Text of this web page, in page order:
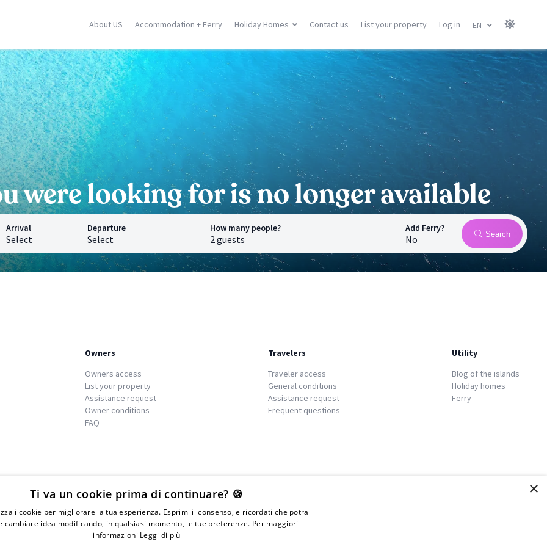
About US Accommodation + Ferry Holiday Homes
Vito Lo Capo
Corse
Porto Vecchio
Moriani
Ghisonaccia
Ile Rousse
Ajaccio
Calvi
Saint Florent
All locations
Greek Islands
Zante
Samos
Crete
Mykonos
Santorini
Corfu
All locations
Canary Islands
Gran Canary
Tenerife
Lanzarote
Fuerteventura
All locations
Balearic Islands
Menorca
Mallorca
Ibiza
All locations
Contact us List your property Log in EN
were looking for is no longer available
Arrival
Select
Departure
Select
How many people? Add Ferry?
No Search
Owners
Owners access
List your property
Assistance request
Owner conditions
FAQ
Travelers
Traveler access
General conditions
Assistance request
Frequent questions
Utility
Blog of the islands
Holiday homes
Ferry
We islands
01976730497 - Iscrizione C.I.A.A di
×
Ti va un cookie prima di continuare? 🍪
i cookie per migliorare la tua esperienza. Esprimi il consenso, e ricordati che potrai
cambiare idea modificando, in qualsiasi momento, le tue preferenze. Per maggiori
informazioni Leggi di più